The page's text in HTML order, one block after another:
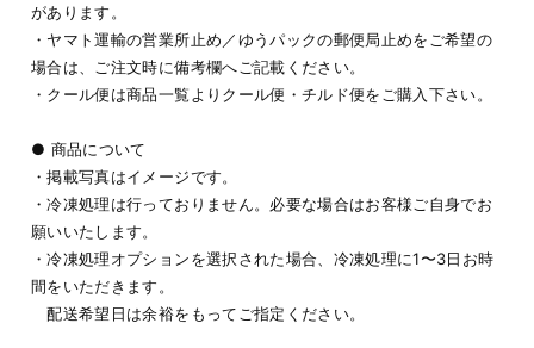
があります。
・ヤマト運輸の営業所止め／ゆうパックの郵便局止めをご希望の
場合は、ご注文時に備考欄へご記載ください。
・クール便は商品一覧よりクール便・チルド便をご購入下さい。
● 商品について
・掲載写真はイメージです。
・冷凍処理は行っておりません。必要な場合はお客様ご自身でお
願いいたします。
・冷凍処理オプションを選択された場合、冷凍処理に1〜3日お時
間をいただきます。
配送希望日は余裕をもってご指定ください。